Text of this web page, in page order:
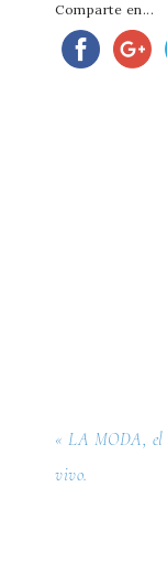
Comparte en...
« LA MODA,
vivo.